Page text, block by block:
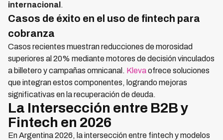
internacional .
Casos de éxito en el uso de fintech para
cobranza
Casos recientes muestran reducciones de morosidad
superiores al 20% mediante motores de decisión vinculados
a billetero y campañas omnicanal. Klevaofrece soluciones
que integran estos componentes, logrando mejoras
significativas en la recuperación de deuda.
La Intersección entre B2B y
Fintech en 2026
En Argentina 2026, la intersección entre fintech y modelos